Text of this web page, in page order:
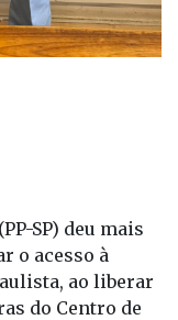
SP) deu mais
o acesso à
ao liberar
do Centro de